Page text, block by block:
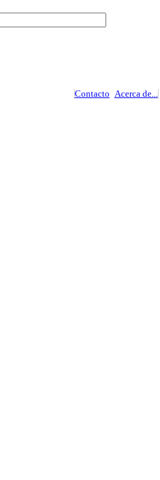
Contacto Acerca de...